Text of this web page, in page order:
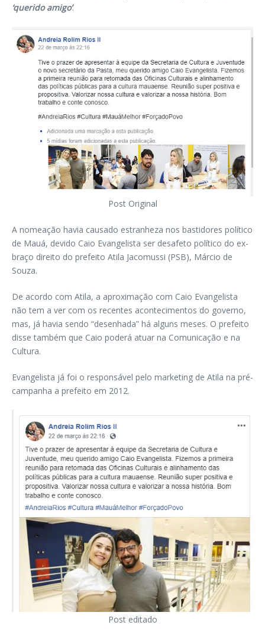
‘querido amigo’.
Post Original
A nomeação havia causado estranheza nos bastidores político
de Mauá, devido Caio Evangelista ser desafeto político do ex-
braço direito do prefeito Atila Jacomussi (PSB), Márcio de
Souza.
De acordo com Atila, a aproximação com Caio Evangelista
não tem a ver com os recentes acontecimentos do governo,
mas, já havia sendo “desenhada” há alguns meses. O prefeito
disse também que Caio poderá atuar na Comunicação e na
Cultura.
Evangelista já foi o responsável pelo marketing de Atila na pré-
campanha a prefeito em 2012.
Post editado